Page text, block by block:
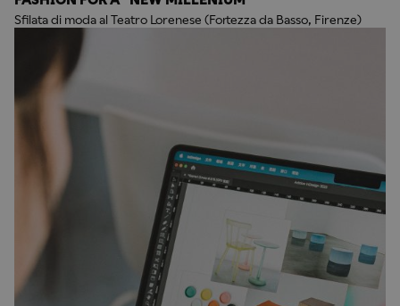
Sfilata di moda al Teatro Lorenese (Fortezza da Basso, Firenze)